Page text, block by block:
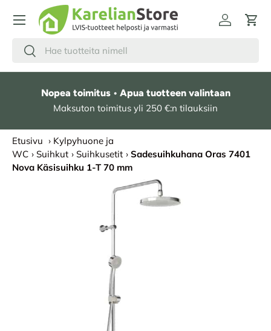
HYPPÄÄ SISÄLTÖÖN
Hae
Etsi
Kirjaudu
Nopea toimitus • Apua tuotteen valintaan
Maksuton toimitus yli 250 €:n tilauksiin
Etusivu › Kylpyhuone ja
WC › Suihkut › Suihkusetit › Sadesuihkuhana Oras 7401
Nova Käsisuihku 1-T 70 mm